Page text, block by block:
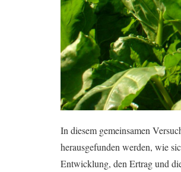
In diesem gemeinsamen
herausgefunden werden, wie
Entwicklung, den Ertrag und